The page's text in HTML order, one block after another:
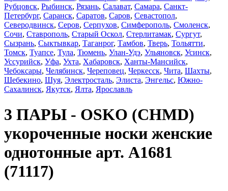
Рубцовск, Рыбинск, Рязань, Салават, Самара, Санкт-
Петербург, Саранск, Саратов, Саров, Севастопол,
Северодвинск, Серов, Серпухов, Симферополь, Смоленск,
Сочи, Ставрополь, Старый Оскол, Стерлитамак, Сургут,
Сызрань, Сыктывкар, Таганрог, Тамбов, Тверь, Тольятти,
Томск, Туапсе, Тула, Тюмень, Улан-Удэ, Ульяновск, Усинск,
Уссурийск, Уфа, Ухта, Хабаровск, Ханты-Мансийск,
Чебоксары, Челябинск, Череповец, Черкесск, Чита, Шахты,
Шебекино, Шуя, Электросталь, Элиста, Энгельс, Южно-
Сахалинск, Якутск, Ялта, Ярославль
3 ПАРЫ - OSKO (CHMD)
укороченные носки женские
однотонные арт. А1681
(71117)